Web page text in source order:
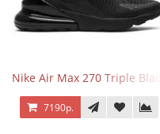
Nike Air Max 270 Triple Black
7190р.